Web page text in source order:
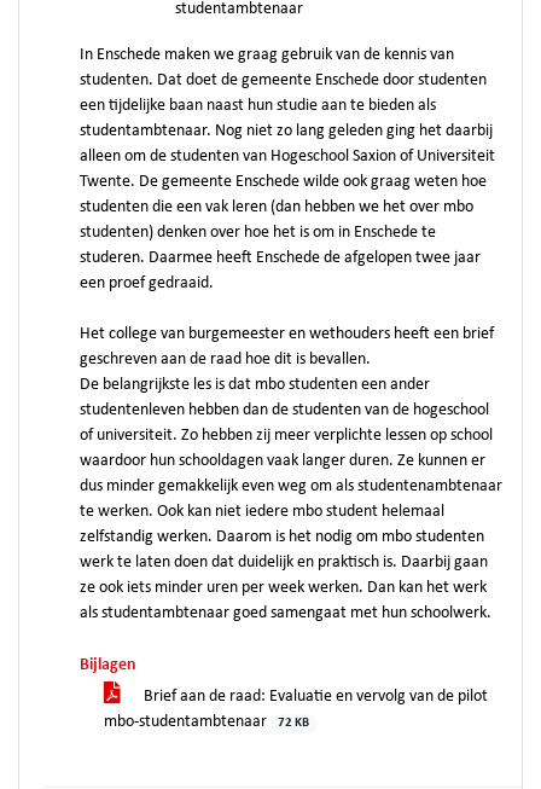
studentambtenaar
In Enschede maken we graag gebruik van de kennis van
studenten. Dat doet de gemeente Enschede door studenten
een tijdelijke baan naast hun studie aan te bieden als
studentambtenaar. Nog niet zo lang geleden ging het daarbij
alleen om de studenten van Hogeschool Saxion of Universiteit
Twente. De gemeente Enschede wilde ook graag weten hoe
studenten die een vak leren (dan hebben we het over mbo
studenten) denken over hoe het is om in Enschede te
studeren. Daarmee heeft Enschede de afgelopen twee jaar
een proef gedraaid.
Het college van burgemeester en wethouders heeft een brief
geschreven aan de raad hoe dit is bevallen.
De belangrijkste les is dat mbo studenten een ander
studentenleven hebben dan de studenten van de hogeschool
of universiteit. Zo hebben zij meer verplichte lessen op school
waardoor hun schooldagen vaak langer duren. Ze kunnen er
dus minder gemakkelijk even weg om als studentenambtenaar
te werken. Ook kan niet iedere mbo student helemaal
zelfstandig werken. Daarom is het nodig om mbo studenten
werk te laten doen dat duidelijk en praktisch is. Daarbij gaan
ze ook iets minder uren per week werken. Dan kan het werk
als studentambtenaar goed samengaat met hun schoolwerk.
Bijlagen
Brief aan de raad: Evaluatie en vervolg van de pilot
mbo-studentambtenaar
72 KB